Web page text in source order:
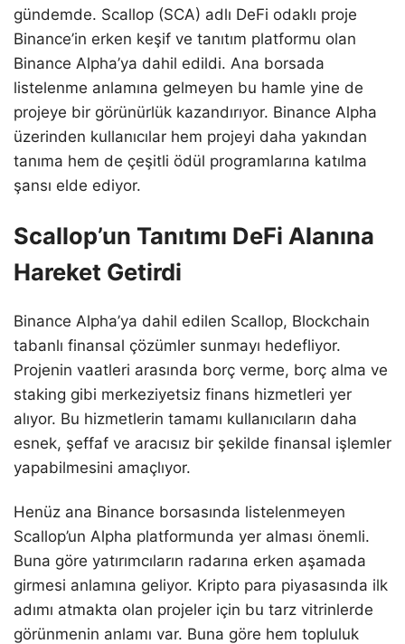
gündemde. Scallop (SCA) adlı DeFi odaklı proje
Binance’in erken keşif ve tanıtım platformu olan
Binance Alpha’ya dahil edildi. Ana borsada
listelenme anlamına gelmeyen bu hamle yine de
projeye bir görünürlük kazandırıyor. Binance Alpha
üzerinden kullanıcılar hem projeyi daha yakından
tanıma hem de çeşitli ödül programlarına katılma
şansı elde ediyor.
Scallop’un Tanıtımı DeFi Alanına
Hareket Getirdi
Binance Alpha’ya dahil edilen Scallop, Blockchain
tabanlı finansal çözümler sunmayı hedefliyor.
Projenin vaatleri arasında borç verme, borç alma ve
staking gibi merkeziyetsiz finans hizmetleri yer
alıyor. Bu hizmetlerin tamamı kullanıcıların daha
esnek, şeffaf ve aracısız bir şekilde finansal işlemler
yapabilmesini amaçlıyor.
Henüz ana Binance borsasında listelenmeyen
Scallop’un Alpha platformunda yer alması önemli.
Buna göre yatırımcıların radarına erken aşamada
girmesi anlamına geliyor. Kripto para piyasasında ilk
adımı atmakta olan projeler için bu tarz vitrinlerde
görünmenin anlamı var. Buna göre hem topluluk